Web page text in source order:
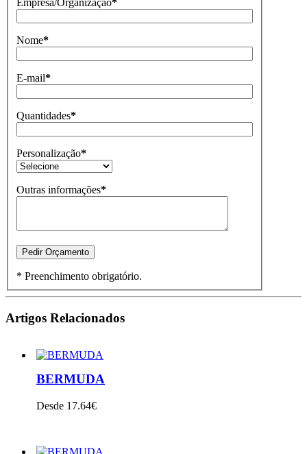
Empresa/Organização*
Nome*
E-mail*
Quantidades*
Personalização*
Outras informações*
* Preenchimento obrigatório.
Artigos Relacionados
BERMUDA
Desde 17.64€